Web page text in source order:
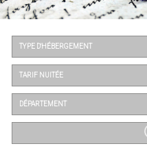
TYPE D'HÉBERGEMENT
TARIF NUITÉE
DÉPARTEMENT